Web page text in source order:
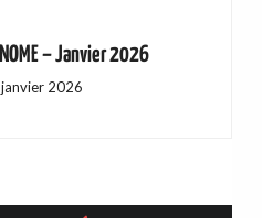
– Janvier 2026
2026
2025